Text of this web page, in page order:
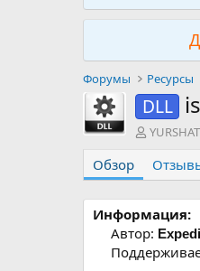
Форумы Ресурсы
DLL
А
т
о
р
YURSHAT
Обзор
Информация:
Автор: